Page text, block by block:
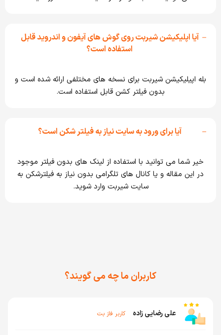
آیا اپلیکیشن شیربت روی گوش های آیفون و اندروید قابل
استفاده است؟
بله اپیلیکیشن شیربت برای نسخه های مختلفی ارائه شده است و
بدون فیلتر کشن قابل استفاده است.
آیا برای ورود به سایت نیاز به فیلتر شکن است؟
خیر شما می توانید با استفاده از لینک های بدون فیلتر موجود
در این مقاله و یا کانال های تلگرامی بدون نیاز به فیلترشکن به
سایت شیربت وارد شوید.
کاربران ما چه می گویند؟
علی رضایی زاده کاربر فاز بت